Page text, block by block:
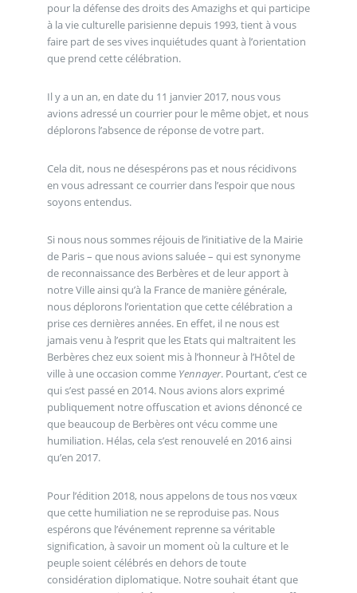
pour la défense des droits des Amazighs et qui participe
à la vie culturelle parisienne depuis 1993, tient à vous
faire part de ses vives inquiétudes quant à l’orientation
que prend cette célébration.
Il y a un an, en date du 11 janvier 2017, nous vous
avions adressé un courrier pour le même objet, et nous
déplorons l’absence de réponse de votre part.
Cela dit, nous ne désespérons pas et nous récidivons
en vous adressant ce courrier dans l’espoir que nous
soyons entendus.
Si nous nous sommes réjouis de l’initiative de la Mairie
de Paris – que nous avions saluée – qui est synonyme
de reconnaissance des Berbères et de leur apport à
notre Ville ainsi qu’à la France de manière générale,
nous déplorons l’orientation que cette célébration a
prise ces dernières années. En effet, il ne nous est
jamais venu à l’esprit que les Etats qui maltraitent les
Berbères chez eux soient mis à l’honneur à l’Hôtel de
ville à une occasion comme Yennayer. Pourtant, c’est ce
qui s’est passé en 2014. Nous avions alors exprimé
publiquement notre offuscation et avions dénoncé ce
que beaucoup de Berbères ont vécu comme une
humiliation. Hélas, cela s’est renouvelé en 2016 ainsi
qu’en 2017.
Pour l’édition 2018, nous appelons de tous nos vœux
que cette humiliation ne se reproduise pas. Nous
espérons que l’événement reprenne sa véritable
signification, à savoir un moment où la culture et le
peuple soient célébrés en dehors de toute
considération diplomatique. Notre souhait étant que